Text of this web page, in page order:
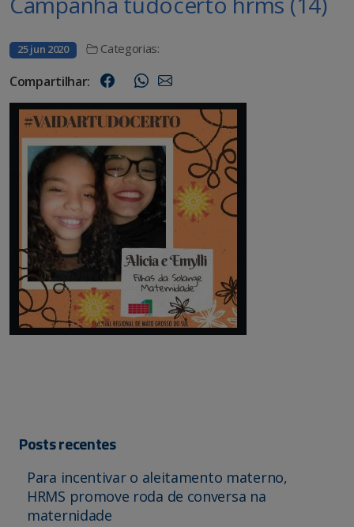
25 jun 2020 Categorias:
Compartilhar:
Posts recentes
Para incentivar o aleitamento materno,
HRMS promove roda de conversa na
maternidade